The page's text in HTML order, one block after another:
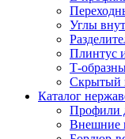
Углы
Плинтус
Т-
Скрытый
Каталог
Профили
Внешние